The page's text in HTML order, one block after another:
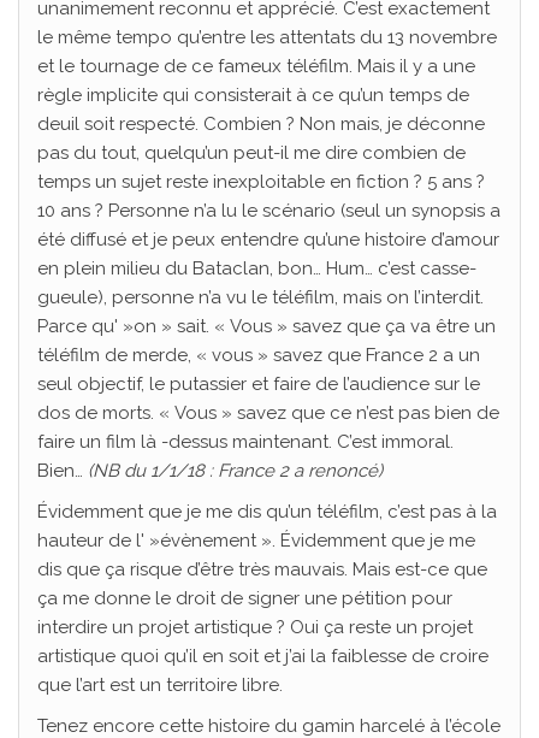
unanimement reconnu et apprécié. C’est exactement
le même tempo qu’entre les attentats du 13 novembre
et le tournage de ce fameux téléfilm. Mais il y a une
règle implicite qui consisterait à ce qu’un temps de
deuil soit respecté. Combien ? Non mais, je déconne
pas du tout, quelqu’un peut-il me dire combien de
temps un sujet reste inexploitable en fiction ? 5 ans ?
10 ans ? Personne n’a lu le scénario (seul un synopsis a
été diffusé et je peux entendre qu’une histoire d’amour
en plein milieu du Bataclan, bon… Hum… c’est casse-
gueule), personne n’a vu le téléfilm, mais on l’interdit.
Parce qu' »on » sait. « Vous » savez que ça va être un
téléfilm de merde, « vous » savez que France 2 a un
seul objectif, le putassier et faire de l’audience sur le
dos de morts. « Vous » savez que ce n’est pas bien de
faire un film là -dessus maintenant. C’est immoral.
Bien… (NB du 1/1/18 : France 2 a renoncé)
Évidemment que je me dis qu’un téléfilm, c’est pas à la
hauteur de l' »évènement ». Évidemment que je me
dis que ça risque d’être très mauvais. Mais est-ce que
ça me donne le droit de signer une pétition pour
interdire un projet artistique ? Oui ça reste un projet
artistique quoi qu’il en soit et j’ai la faiblesse de croire
que l’art est un territoire libre.
Tenez encore cette histoire du gamin harcelé à l’école